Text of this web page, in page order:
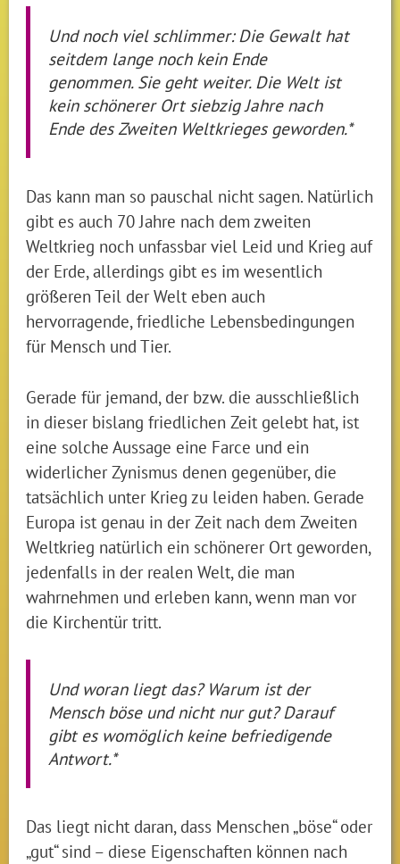
Und noch viel schlimmer: Die Gewalt hat
seitdem lange noch kein Ende
genommen. Sie geht weiter. Die Welt ist
kein schönerer Ort siebzig Jahre nach
Ende des Zweiten Weltkrieges geworden.*
Das kann man so pauschal nicht sagen. Natürlich
gibt es auch 70 Jahre nach dem zweiten
Weltkrieg noch unfassbar viel Leid und Krieg auf
der Erde, allerdings gibt es im wesentlich
größeren Teil der Welt eben auch
hervorragende, friedliche Lebensbedingungen
für Mensch und Tier.
Gerade für jemand, der bzw. die ausschließlich
in dieser bislang friedlichen Zeit gelebt hat, ist
eine solche Aussage eine Farce und ein
widerlicher Zynismus denen gegenüber, die
tatsächlich unter Krieg zu leiden haben. Gerade
Europa ist genau in der Zeit nach dem Zweiten
Weltkrieg natürlich ein schönerer Ort geworden,
jedenfalls in der realen Welt, die man
wahrnehmen und erleben kann, wenn man vor
die Kirchentür tritt.
Und woran liegt das? Warum ist der
Mensch böse und nicht nur gut? Darauf
gibt es womöglich keine befriedigende
Antwort.*
Das liegt nicht daran, dass Menschen „böse“ oder
„gut“ sind – diese Eigenschaften können nach